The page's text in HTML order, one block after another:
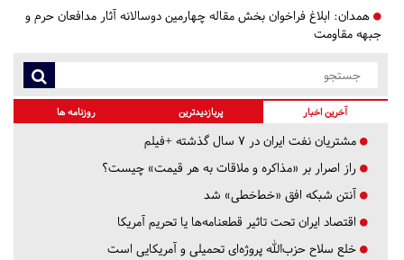
همدان: ابلاغ فراخوان بخش مقاله چهارمین دوسالانه آثار مدافعان حرم و
جبهه مقاومت
آخرین اخبار پربازدیدترین روزنامه ها
مشتریان نفت ایران در ۷ سال گذشته +فیلم
راز اصرار بر «مذاکره و ملاقات به هر قیمت» چیست؟
آنتن شبکه افق «خط‌خطی» شد
اقتصاد ایران تحت تاثیر قطعنامه‌ها یا تحریم‌ آمریکا
خلع سلاح حزب‌الله پروژه‌ای تحمیلی و آمریکایی است